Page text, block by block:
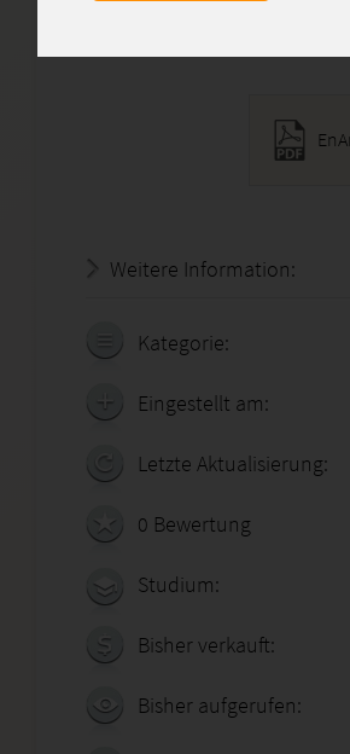
Weitere Information:
Kategorie:
Eingestellt am:
Letzte Aktualisierung:
0 Bewertung
Studium:
Bisher verkauft:
Bisher aufgerufen: